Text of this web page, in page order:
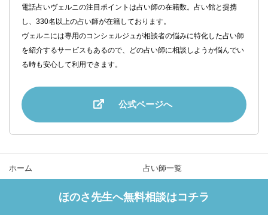
ほのさ先生へ無料相談はコチラ
電話占いヴェルニの注目ポイントは占い師の在籍数。占い館と提携
し、330名以上の占い師が在籍しております。
ヴェルニには専用のコンシェルジュが相談者の悩みに特化した占い師
を紹介するサービスもあるので、どの占い師に相談しようか悩んでい
る時も安心して利用できます。
公式ページへ
ホーム 占い師一覧
占い師の口コミ 電話占い会社一覧